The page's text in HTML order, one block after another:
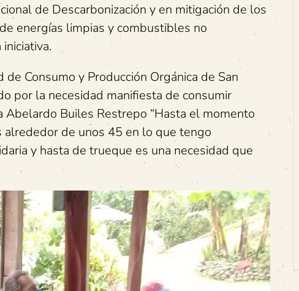
de Descarbonización y en mitigación de los
energías limpias y combustibles no
Consumo y Producción Orgánica de San
por la necesidad manifiesta de consumir
Builes Restrepo “Hasta el momento
de unos 45 en lo que tengo
y hasta de trueque es una necesidad que